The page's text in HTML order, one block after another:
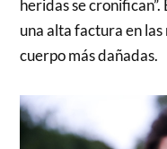
heridas se
una alta factura en las
cuerpo más dañadas.